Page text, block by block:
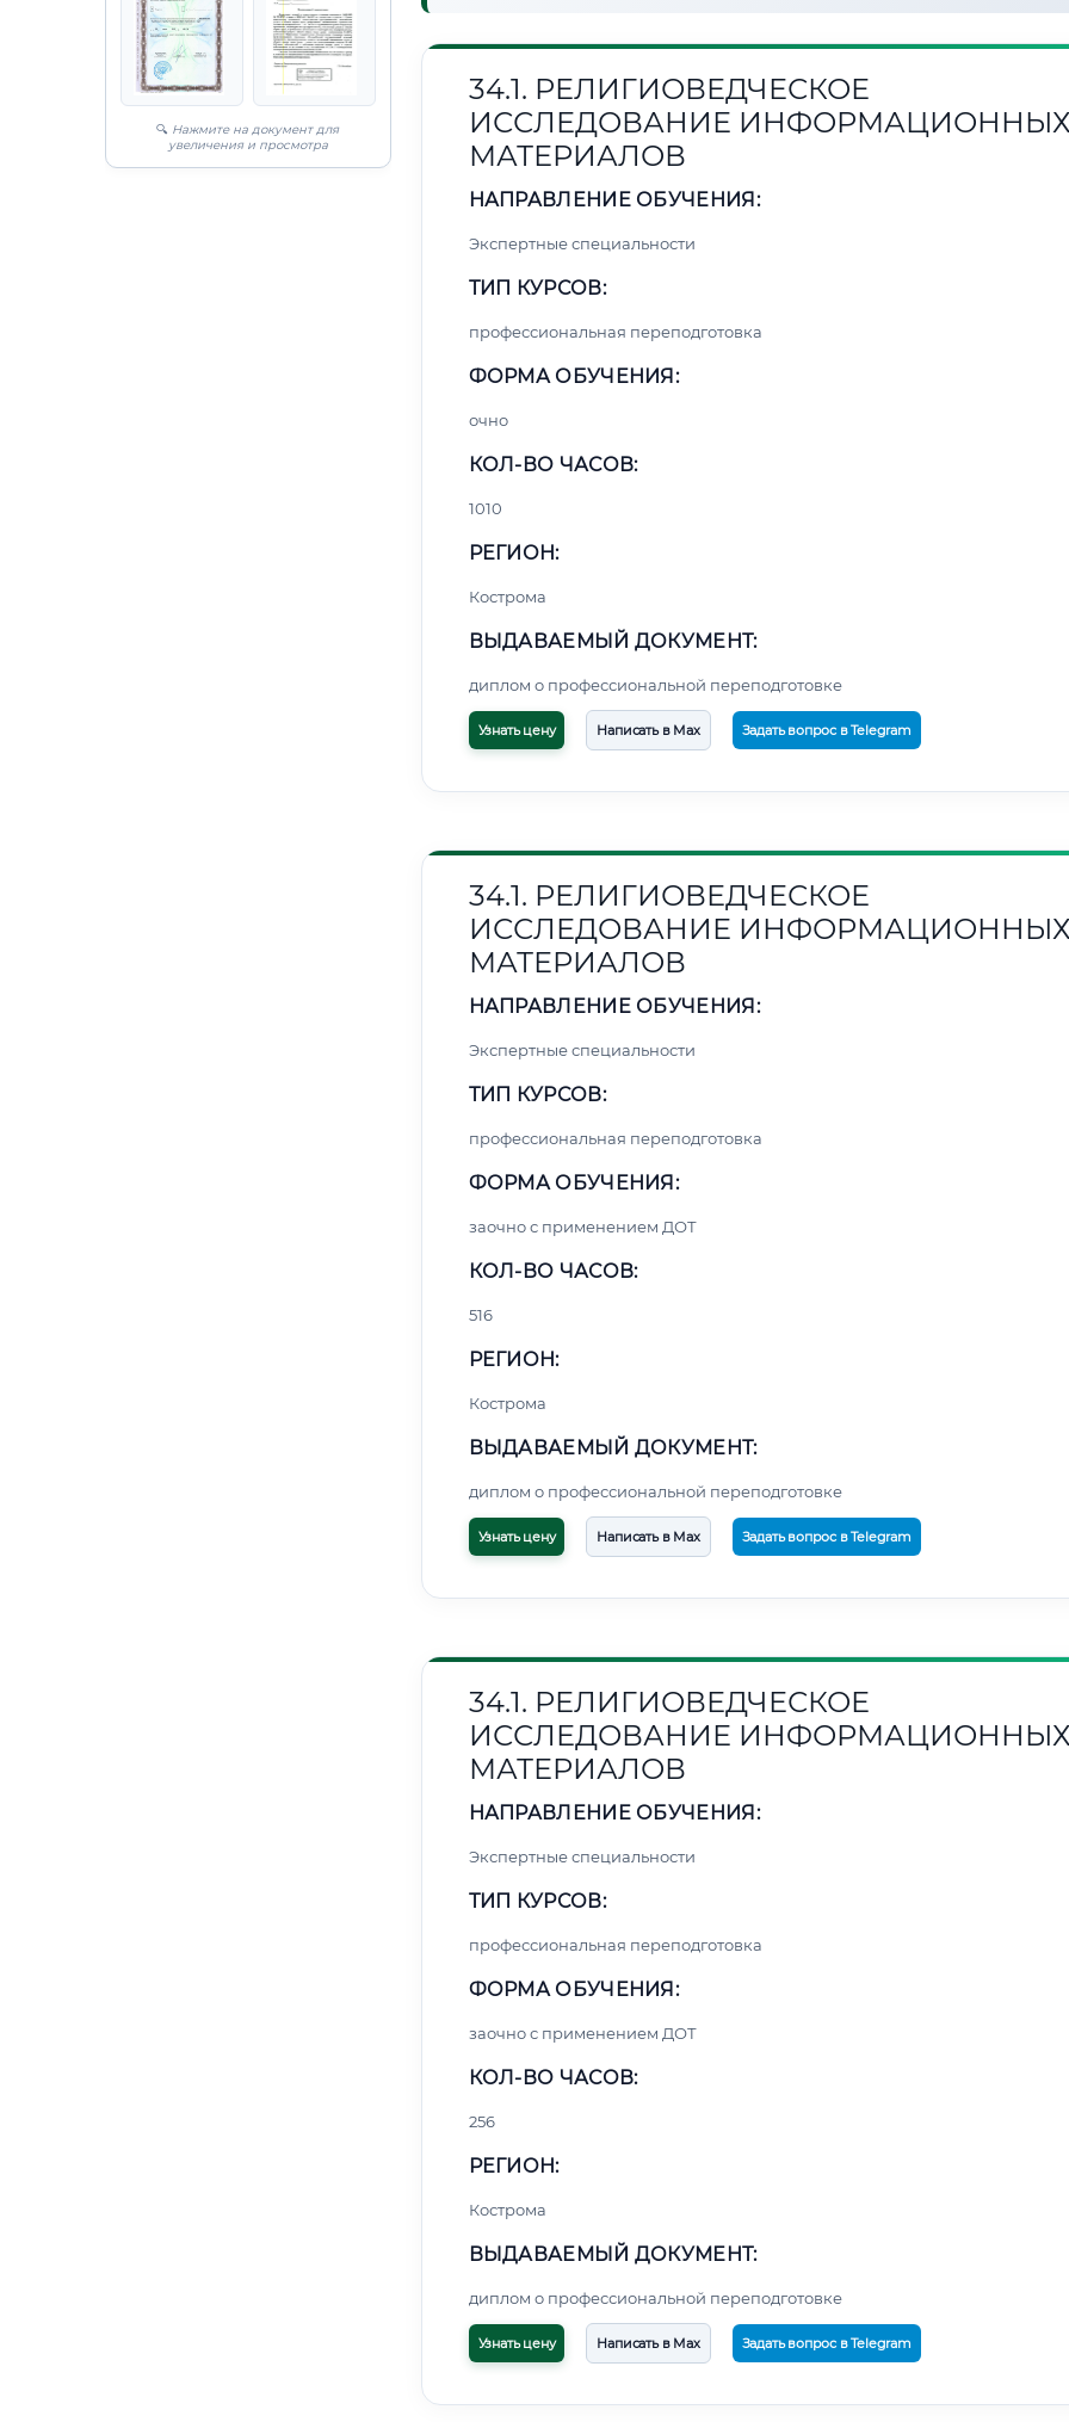
🔍 Нажмите на документ для
увеличения и просмотра
34.1. РЕЛИГИОВЕДЧЕСКОЕ
ИССЛЕДОВАНИЕ
МАТЕРИАЛОВ
НАПРАВЛЕНИЕ ОБУЧЕНИЯ:
Экспертные специальности
ТИП КУРСОВ:
профессиональная переподготовка
ФОРМА ОБУЧЕНИЯ:
очно
КОЛ-ВО ЧАСОВ:
1010
РЕГИОН:
Кострома
ВЫДАВАЕМЫЙ ДОКУМЕНТ:
диплом о профессиональной переподготовке
Узнать цену Написать в Max Задать вопрос в Telegram
34.1. РЕЛИГИОВЕДЧЕСКОЕ
ИССЛЕДОВАНИЕ
МАТЕРИАЛОВ
НАПРАВЛЕНИЕ ОБУЧЕНИЯ:
Экспертные специальности
ТИП КУРСОВ:
профессиональная переподготовка
ФОРМА ОБУЧЕНИЯ:
заочно с применением ДОТ
КОЛ-ВО ЧАСОВ:
516
РЕГИОН:
Кострома
ВЫДАВАЕМЫЙ ДОКУМЕНТ:
диплом о профессиональной переподготовке
Узнать цену Написать в Max Задать вопрос в Telegram
34.1. РЕЛИГИОВЕДЧЕСКОЕ
ИССЛЕДОВАНИЕ
МАТЕРИАЛОВ
НАПРАВЛЕНИЕ ОБУЧЕНИЯ:
Экспертные специальности
ТИП КУРСОВ:
профессиональная переподготовка
ФОРМА ОБУЧЕНИЯ:
заочно с применением ДОТ
КОЛ-ВО ЧАСОВ:
256
РЕГИОН:
Кострома
ВЫДАВАЕМЫЙ ДОКУМЕНТ:
диплом о профессиональной переподготовке
Узнать цену Написать в Max Задать вопрос в Telegram